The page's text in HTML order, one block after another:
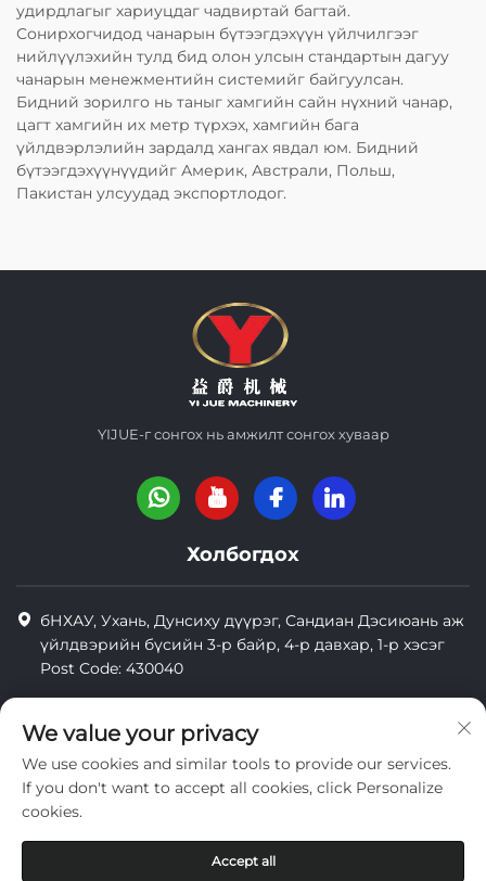
удирдлагыг хариуцдаг чадвиртай багтай.
Сонирхогчидод чанарын бүтээгдэхүүн үйлчилгээг
нийлүүлэхийн тулд бид олон улсын стандартын дагуу
чанарын менежментийн системийг байгуулсан.
Бидний зорилго нь таныг хамгийн сайн нүхний чанар,
цагт хамгийн их метр түрхэх, хамгийн бага
үйлдвэрлэлийн зардалд хангах явдал юм. Бидний
бүтээгдэхүүнүүдийг Америк, Австрали, Польш,
Пакистан улсуудад экспортлодог.
YIJUE-г сонгох нь амжилт сонгох хуваар
Холбогдох
бНХАУ, Ухань, Дунсиху дүүрэг, Сандиан Дэсиюань аж
үйлдвэрийн бүсийн 3-р байр, 4-р давхар, 1-р хэсэг
Post Code: 430040
8618971664820
[email protected]
нууцлал
We value your privacy
We use cookies and similar tools to provide our services.
If you don't want to accept all cookies, click Personalize
cookies.
Accept all